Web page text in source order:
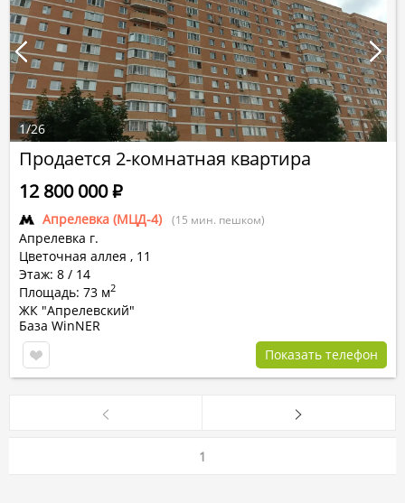
Продается 2-комнатная квартира
Апрелевка (МЦД-4) (15 мин. пешком)
Апрелевка г.
Цветочная аллея , 11
Этаж: 8 / 14
Площадь: 73 м2
ЖК "Апрелевский"
12 800 000Р
База WinNER
Показать телефон
1/26
1